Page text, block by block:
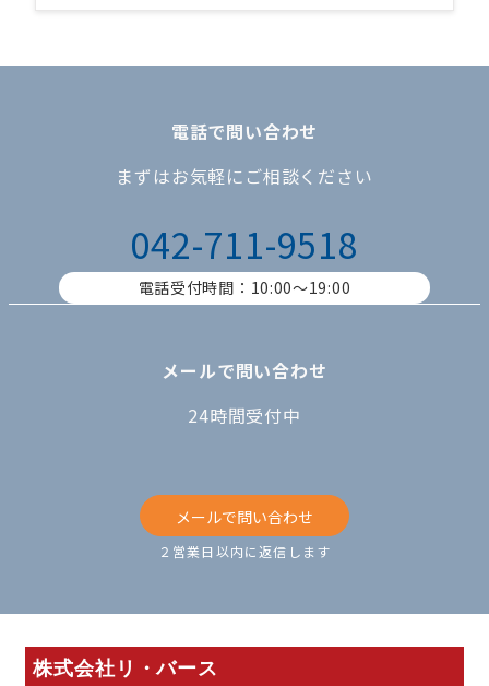
電話で問い合わせ
まずはお気軽にご相談ください
042-711-9518
電話受付時間：10:00〜19:00
メールで問い合わせ
24時間受付中
メールで問い合わせ
２営業日以内に返信します
株式会社リ・バース